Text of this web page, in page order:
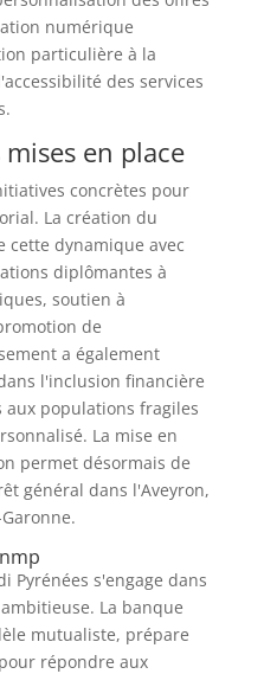
numérique
particulière à la
des services
en place
concrètes pour
La création du
cette dynamique avec
diplômantes à
soutien à
de
a également
l'inclusion financière
aux populations fragiles
La mise en
permet désormais de
général dans l'Aveyron,
Pyrénées s'engage dans
La banque
mutualiste, prépare
répondre aux